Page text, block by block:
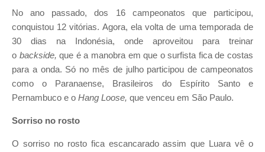
No ano passado, dos 16 campeonatos que participou,
conquistou 12 vitórias. Agora, ela volta de uma temporada de
30 dias na Indonésia, onde aproveitou para treinar
o backside, que é a manobra em que o surfista fica de costas
para a onda. Só no mês de julho participou de campeonatos
como o Paranaense, Brasileiros do Espírito Santo e
Pernambuco e o Hang Loose, que venceu em São Paulo.
Sorriso no rosto
O sorriso no rosto fica escancarado assim que Luara vê o